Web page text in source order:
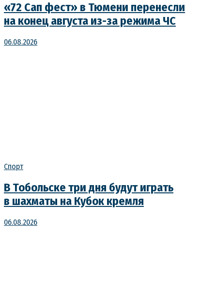
«72 Сап фест» в Тюмени перенесли
на конец августа из-за режима ЧС
06.08.2026
Спорт
В Тобольске три дня будут играть
в шахматы на Кубок кремля
06.08.2026